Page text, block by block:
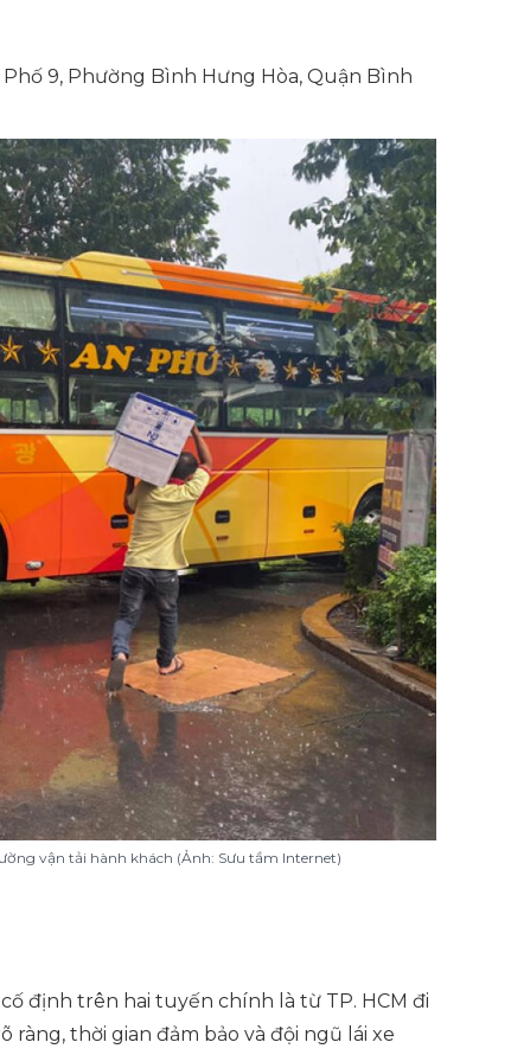
9, Phường Bình Hưng Hòa, Quận Bình
vận tải hành khách (Ảnh: Sưu tầm Internet)
định trên hai tuyến chính là từ TP. HCM đi
thời gian đảm bảo và đội ngũ lái xe